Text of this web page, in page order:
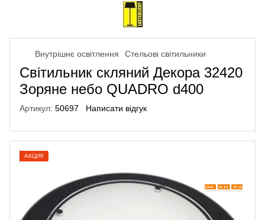
Внутрішнє освітлення Стельові світильники
Світильник скляний Декора 32420
Зоряне небо QUADRO d400
Артикул: 50697 Написати відгук
АКЦІЯ!